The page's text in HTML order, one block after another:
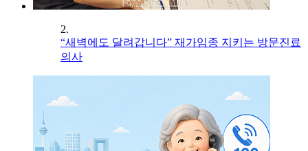
2.
“새벽에도 달려갑니다” 재가임종 지키는 방문진료
의사